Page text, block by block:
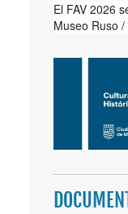
El FAV 2026
Museo Ruso